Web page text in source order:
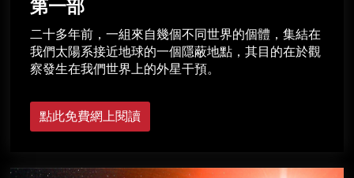
第一部
二十多年前，一組來自幾個不同世界的個體，集結在
我們太陽系接近地球的一個隱蔽地點，其目的在於觀
察發生在我們世界上的外星干預。
點此免費網上閱讀